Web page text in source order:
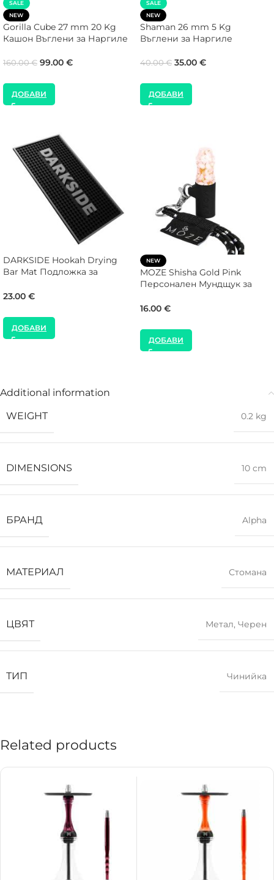
SALE
NEW
Gorilla Cube 27 mm 20 Kg
Кашон Въглени за Наргиле
160.00€ 99.00 €
ДОБАВИ
SALE
NEW
Shaman 26 mm 5 Kg
Въглени за Наргиле
40.00€ 35.00 €
ДОБАВИ
DARKSIDE Hookah Drying
Bar Mat Подложка за
23.00 €
ДОБАВИ
NEW
MOZE Shisha Gold Pink
Персонален Мундщук за
16.00 €
ДОБАВИ
Additional information
WEIGHT
0.2 kg
DIMENSIONS 10 cm
БРАНД Alpha
МАТЕРИАЛ Стомана
ЦВЯТ Метал, Черен
ТИП Чинийка
Related products